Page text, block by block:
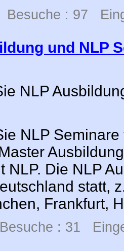
: 97
und NLP
NLP
NLP
NLP. Die NLP
statt,
Frankfurt,
: 31